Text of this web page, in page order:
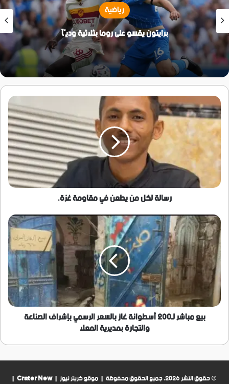
رياضية
برايتون يقسو على روما بثلاثية وديّاً
رسالة
لكل
من
يطعن
في
مقاومة
غزة.
رسالة لكل من يطعن في مقاومة غزة.
بيع
مباشر
لـ200
أسطوانة
غاز
بالسعر
الرسمي
بإشراف
الصناعة
والتجارة
بمديرية بيع مباشر لـ200 أسطوانة غاز بالسعر الرسمي بإشراف الصناعة
والتجارة بمديرية المعلا
© حقوق النشر 2026، جميع الحقوق محفوظة | موقع كريتر نيوز | Crater New
|